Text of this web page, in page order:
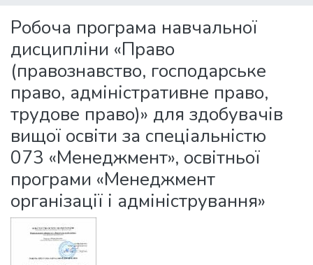
Робоча програма навчальної
дисципліни «Право
(правознавство, господарське
право, адміністративне право,
трудове право)» для здобувачів
вищої освіти за спеціальністю
073 «Менеджмент», освітньої
програми «Менеджмент
організації і адміністрування»